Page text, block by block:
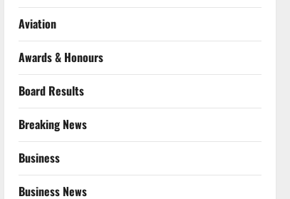
Aviation
Awards & Honours
Board Results
Breaking News
Business
Business News